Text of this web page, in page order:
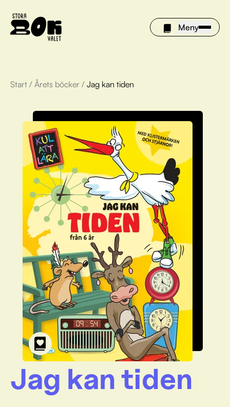
Meny
Årets böcker
Om Stora bokvalet
Olivia tipsar
Vinnare
FAQ
För bibliotek
Start / Årets böcker / Jag kan tiden
Jag kan tiden